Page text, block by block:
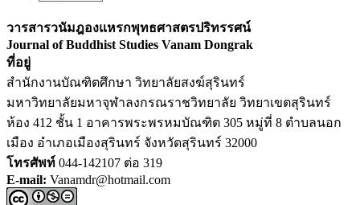
วารสารวนัมฎองแหรกพุทธศาสตรปริทรรศน์
Journal of Buddhist Studies Vanam Dongrak
ที่อยู่
สำนักงานบัณฑิตศึกษา วิทยาลัยสงฆ์สุรินทร์
มหาวิทยาลัยมหาจุฬาลงกรณราชวิทยาลัย วิทยาเขตสุรินทร์
ห้อง 412 ชั้น 1 อาคารพระพรหมบัณฑิต 305 หมู่ที่ 8 ตำบลนอก
เมือง อำเภอเมืองสุรินทร์ จังหวัดสุรินทร์ 32000
โทรศัพท์ 044-142107 ต่อ 319
E-mail: Vanamdr@hotmail.com